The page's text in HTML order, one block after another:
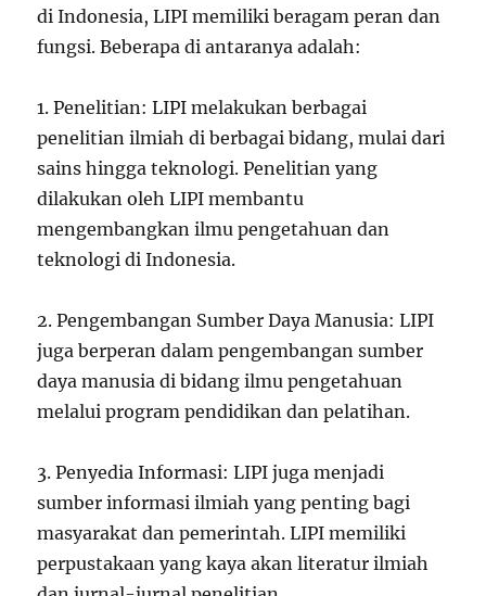
di Indonesia, LIPI memiliki beragam peran dan
fungsi. Beberapa di antaranya adalah:
1. Penelitian: LIPI melakukan berbagai
penelitian ilmiah di berbagai bidang, mulai dari
sains hingga teknologi. Penelitian yang
dilakukan oleh LIPI membantu
mengembangkan ilmu pengetahuan dan
teknologi di Indonesia.
2. Pengembangan Sumber Daya Manusia: LIPI
juga berperan dalam pengembangan sumber
daya manusia di bidang ilmu pengetahuan
melalui program pendidikan dan pelatihan.
3. Penyedia Informasi: LIPI juga menjadi
sumber informasi ilmiah yang penting bagi
masyarakat dan pemerintah. LIPI memiliki
perpustakaan yang kaya akan literatur ilmiah